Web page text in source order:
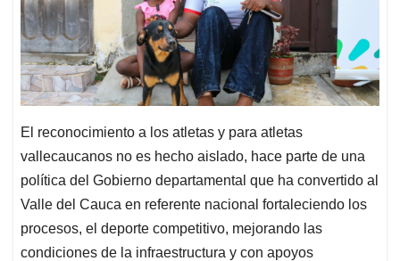
El reconocimiento a los atletas y para atletas
vallecaucanos no es hecho aislado, hace parte de una
política del Gobierno departamental que ha convertido al
Valle del Cauca en referente nacional fortaleciendo los
procesos, el deporte competitivo, mejorando las
condiciones de la infraestructura y con apoyos